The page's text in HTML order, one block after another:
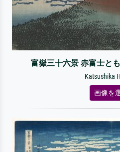
富嶽三十六景 赤富士と
Katsushika
画像を